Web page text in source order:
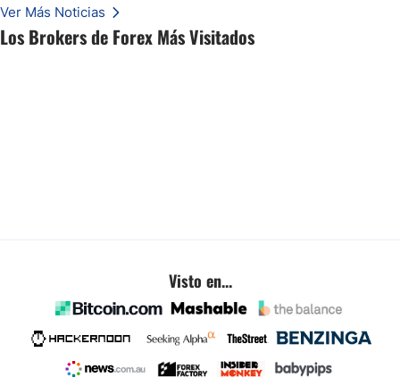
Los Brokers de Forex Más Visitados
Ver Más Noticias
Visto en...